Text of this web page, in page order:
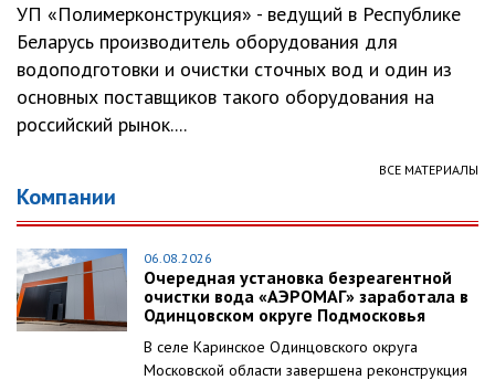
УП «Полимерконструкция» - ведущий в Республике
Беларусь производитель оборудования для
водоподготовки и очистки сточных вод и один из
основных поставщиков такого оборудования на
российский рынок....
ВСЕ МАТЕРИАЛЫ
Компании
06.08.2026
Очередная установка безреагентной
очистки вода «АЭРОМАГ» заработала в
Одинцовском округе Подмосковья
В селе Каринское Одинцовского округа
Московской области завершена реконструкция